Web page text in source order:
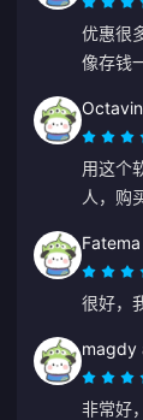
优惠很
像存钱
用这个
人，购
很好，
magdy
非常好